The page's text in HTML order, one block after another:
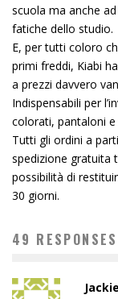
scuola ma anche
fatiche dello studio.
E, per tutti coloro
primi freddi, Kiabi
a prezzi davvero
Indispensabili per
colorati, pantaloni e
Tutti gli ordini a
spedizione gratuita
possibilità di
30 giorni.
49 RESPONSES